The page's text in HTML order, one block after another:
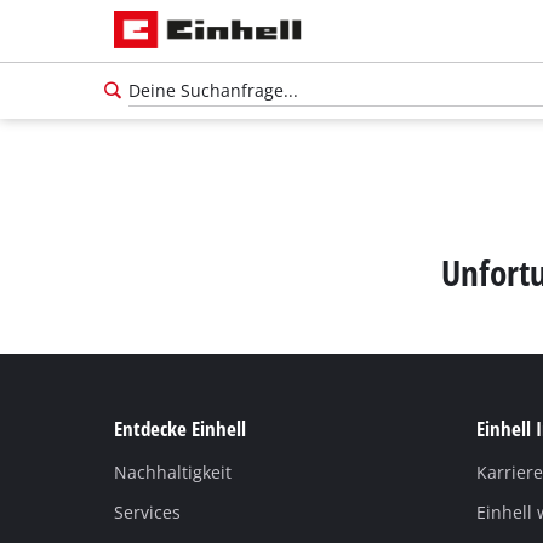
Entdecke Einhell
Nachhaltigkeit
Services
Einhell
Karriere
Einhell